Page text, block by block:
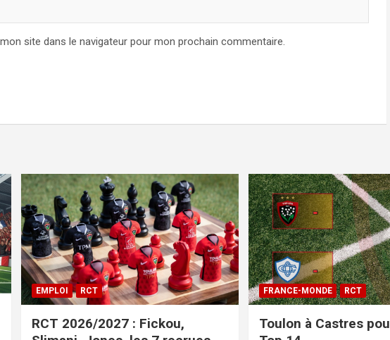
site dans le navigateur pour mon prochain commentaire.
EMPLOI RCT
RCT 2026/2027 : Fickou,
FRANCE-MONDE RCT
Toulon à Castres